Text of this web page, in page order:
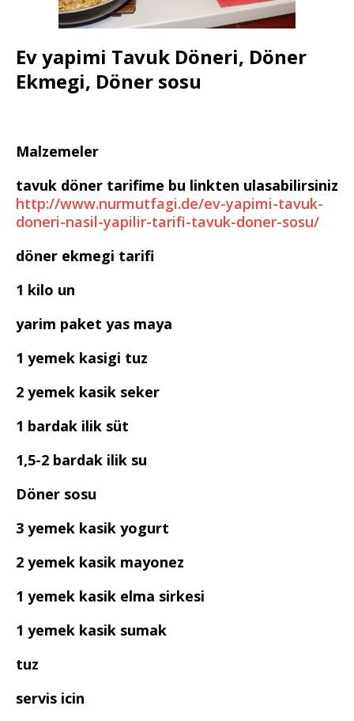
Ev yapimi Tavuk Döneri, Döner
Ekmegi, Döner sosu
Malzemeler
tavuk döner tarifime bu linkten ulasabilirsiniz
http://www.nurmutfagi.de/ev-yapimi-tavuk-
doneri-nasil-yapilir-tarifi-tavuk-doner-sosu/
döner ekmegi tarifi
1 kilo un
yarim paket yas maya
1 yemek kasigi tuz
2 yemek kasik seker
1 bardak ilik süt
1,5-2 bardak ilik su
Döner sosu
3 yemek kasik yogurt
2 yemek kasik mayonez
1 yemek kasik elma sirkesi
1 yemek kasik sumak
tuz
servis icin